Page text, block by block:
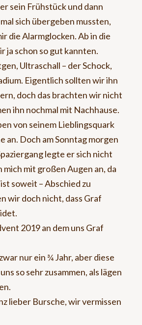
sein Frühstück und dann
sich übergeben mussten,
die Alarmglocken. Ab in die
ja schon so gut kannten.
Ultraschall – der Schock,
Eigentlich sollten wir ihn
doch das brachten wir nicht
ihn nochmal mit Nachhause.
von seinem Lieblingsquark
an. Doch am Sonntag morgen
legte er sich nicht
mich mit großen Augen an, da
soweit – Abschied zu
wir doch nicht, dass Graf
2019 an dem uns Graf
nur ein ¾ Jahr, aber diese
so sehr zusammen, als lägen
lieber Bursche, wir vermissen